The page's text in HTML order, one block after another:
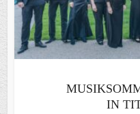
IN